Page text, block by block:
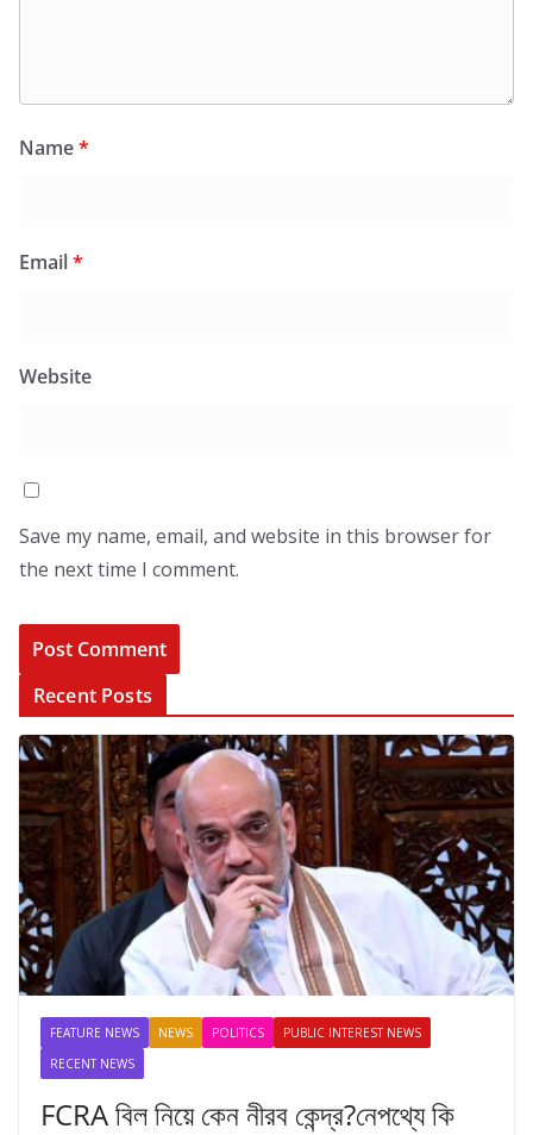
Name*
Email*
Website
Save my name, email, and website in this browser for
the next time I comment.
Recent Posts
FEATURE NEWS NEWS POLITICS
PUBLIC INTEREST NEWS
RECENT NEWS
FCRA বিল নিয়ে কেন নীরব কেন্দ্র?নেপথ্যে কি